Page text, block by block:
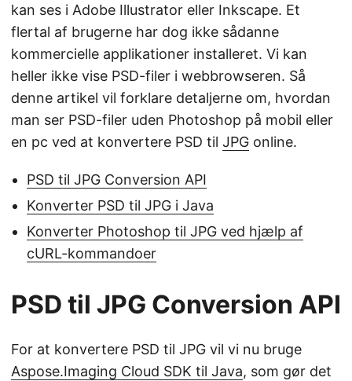
kan ses i Adobe Illustrator eller Inkscape. Et
flertal af brugerne har dog ikke sådanne
kommercielle applikationer installeret. Vi kan
heller ikke vise PSD-filer i webbrowseren. Så
denne artikel vil forklare detaljerne om, hvordan
man ser PSD-filer uden Photoshop på mobil eller
en pc ved at konvertere PSD til JPG online.
PSD til JPG Conversion API
Konverter PSD til JPG i Java
Konverter Photoshop til JPG ved hjælp af
cURL-kommandoer
PSD til JPG Conversion API
For at konvertere PSD til JPG vil vi nu bruge
Aspose.Imaging Cloud SDK til Java, som gør det